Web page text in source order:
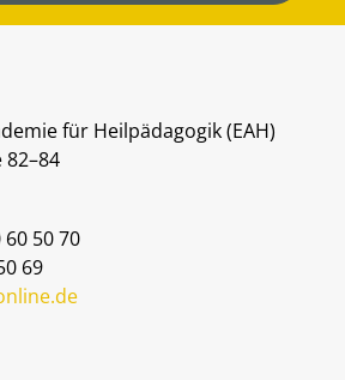
für Heilpädagogik (EAH)
50 70
69